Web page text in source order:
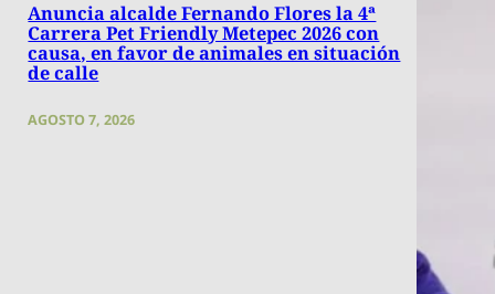
Anuncia alcalde Fernando Flores la 4ª
Carrera Pet Friendly Metepec 2026 con
causa, en favor de animales en situación
de calle
AGOSTO 7, 2026